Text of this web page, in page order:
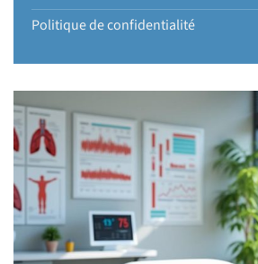
Politique de confidentialité